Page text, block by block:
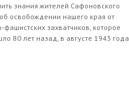
знания жителей Сафоновского
освобождении нашего края от
фашистских захватчиков, которое
80 лет назад, в августе 1943 года.